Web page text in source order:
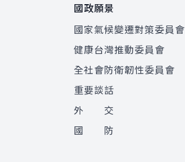
國政願景
國家氣候變遷對策委員會
健康台灣推動委員會
全社會防衛韌性委員會
重要談話
外 交
國 防